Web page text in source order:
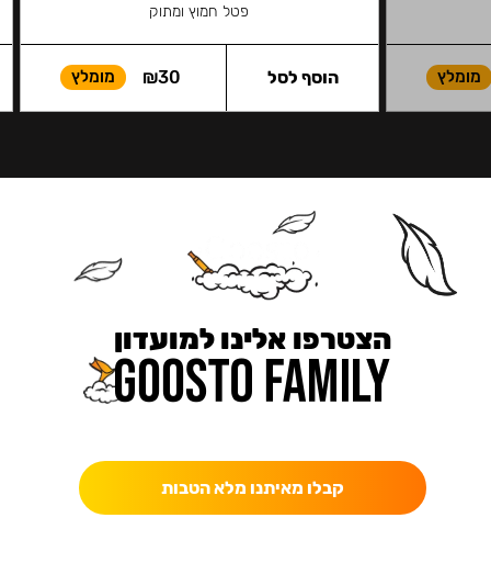
מומלץ
פטל חמוץ ומתוק
₪30 מומלץ הוסף לסל
הצטרפו אלינו למועדון
קבלו מאיתנו מלא הטבות